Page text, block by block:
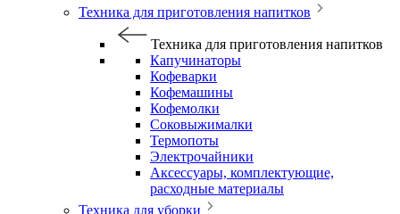
Техника для приготовления напитков
Техника для приготовления напитков
Капучинаторы
Кофеварки
Кофемашины
Кофемолки
Соковыжималки
Термопоты
Электрочайники
Аксессуары, комплектующие,
расходные материалы
Техника для уборки